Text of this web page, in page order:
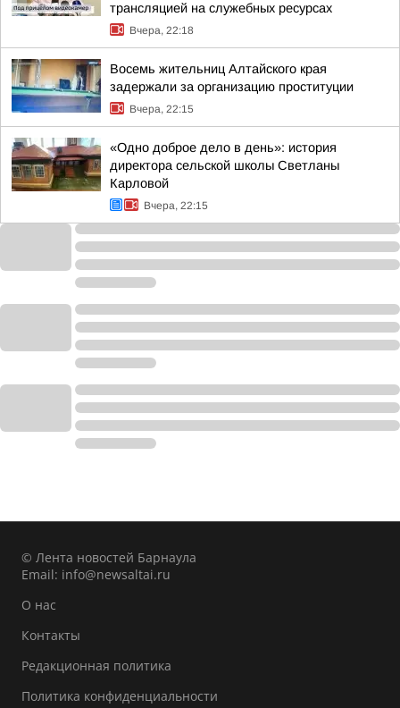
трансляцией на служебных ресурсах
Вчера, 22:18
Восемь жительниц Алтайского края
задержали за организацию проституции
Вчера, 22:15
«Одно доброе дело в день»: история
директора сельской школы Светланы
Карловой
Вчера, 22:15
© Лента новостей Барнаула
Email: info@newsaltai.ru
О нас
Контакты
Редакционная политика
Политика конфиденциальности